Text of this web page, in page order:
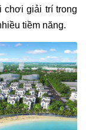
chơi giải trí trong
tiềm năng.